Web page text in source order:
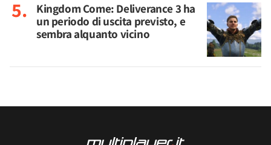
Kingdom Come: Deliverance 3 ha
un periodo di uscita previsto, e
sembra alquanto vicino